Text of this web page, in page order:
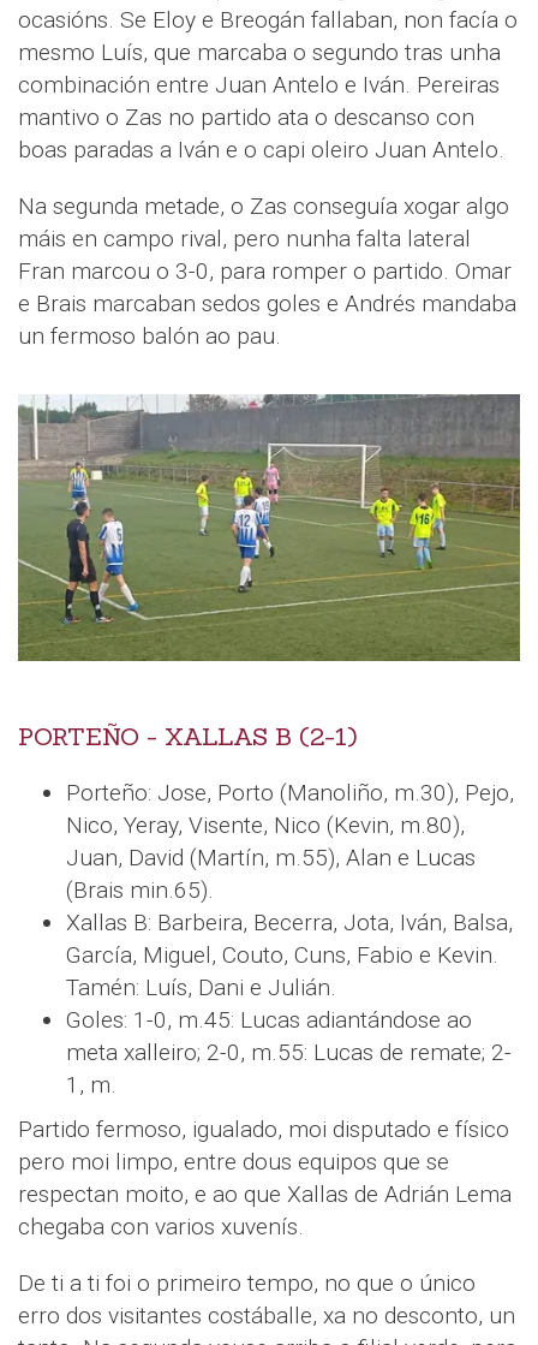
ocasións. Se Eloy e Breogán fallaban, non facía o
mesmo Luís, que marcaba o segundo tras unha
combinación entre Juan Antelo e Iván. Pereiras
mantivo o Zas no partido ata o descanso con
boas paradas a Iván e o capi oleiro Juan Antelo.
Na segunda metade, o Zas conseguía xogar algo
máis en campo rival, pero nunha falta lateral
Fran marcou o 3-0, para romper o partido. Omar
e Brais marcaban sedos goles e Andrés mandaba
un fermoso balón ao pau.
PORTEÑO - XALLAS B (2-1)
Porteño: Jose, Porto (Manoliño, m.30), Pejo,
Nico, Yeray, Visente, Nico (Kevin, m.80),
Juan, David (Martín, m.55), Alan e Lucas
(Brais min.65).
Xallas B: Barbeira, Becerra, Jota, Iván, Balsa,
García, Miguel, Couto, Cuns, Fabio e Kevin.
Tamén: Luís, Dani e Julián.
Goles: 1-0, m.45: Lucas adiantándose ao
meta xalleiro; 2-0, m.55: Lucas de remate; 2-
1, m.
Partido fermoso, igualado, moi disputado e físico
pero moi limpo, entre dous equipos que se
respectan moito, e ao que Xallas de Adrián Lema
chegaba con varios xuvenís.
De ti a ti foi o primeiro tempo, no que o único
erro dos visitantes costáballe, xa no desconto, un